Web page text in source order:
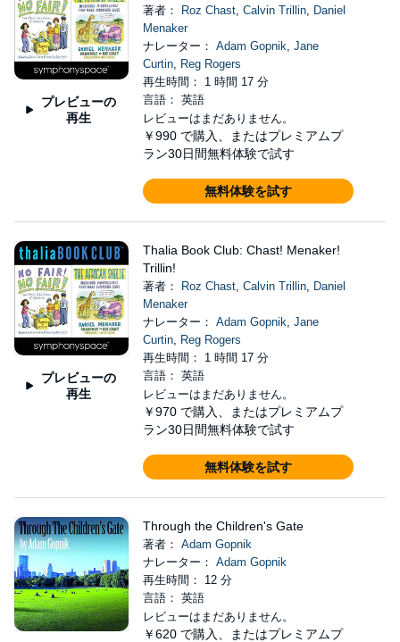
プレビューの
再生
著者： Roz Chast, Calvin Trillin, Daniel
Menaker
ナレーター： Adam Gopnik, Jane
Curtin, Reg Rogers
再生時間： 1 時間 17 分
言語： 英語
レビューはまだありません。
￥990 で購入、またはプレミアムプ
ラン30日間無料体験で試す
無料体験を試す
プレビューの
再生
Thalia Book Club: Chast! Menaker!
Trillin!
著者： Roz Chast, Calvin Trillin, Daniel
Menaker
ナレーター： Adam Gopnik, Jane
Curtin, Reg Rogers
再生時間： 1 時間 17 分
言語： 英語
レビューはまだありません。
￥970 で購入、またはプレミアムプ
ラン30日間無料体験で試す
無料体験を試す
Through the Children's Gate
著者： Adam Gopnik
ナレーター： Adam Gopnik
再生時間： 12 分
言語： 英語
レビューはまだありません。
￥620 で購入、またはプレミアムプ